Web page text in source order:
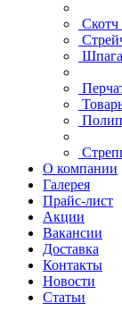
Скотч
О компании
Галерея
Прайс-лист
Акции
Вакансии
Доставка
Контакты
Новости
Статьи